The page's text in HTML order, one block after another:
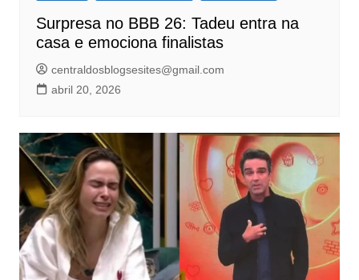
Surpresa no BBB 26: Tadeu entra na
casa e emociona finalistas
centraldosblogsesites@gmail.com
abril 20, 2026